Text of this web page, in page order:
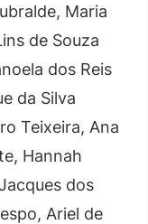
Maria
de Souza
dos Reis
da Silva
Teixeira, Ana
Hannah
dos
Ariel de